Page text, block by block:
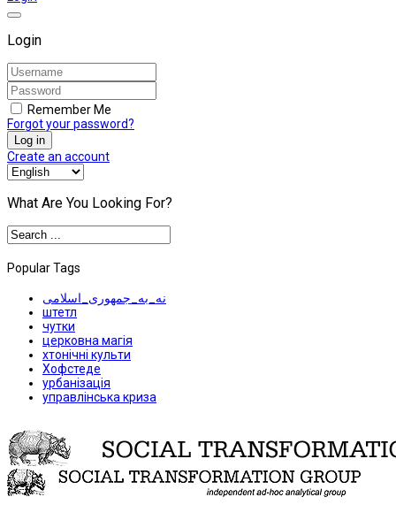
Login
Remember Me
Forgot your password?
Log in
Create an account
What Are You Looking For?
Popular Tags
نه_به_جمهوری_اسلامی
штетл
чутки
церковна магія
хтонічні культи
Хофстеде
урбанізація
управлінська криза